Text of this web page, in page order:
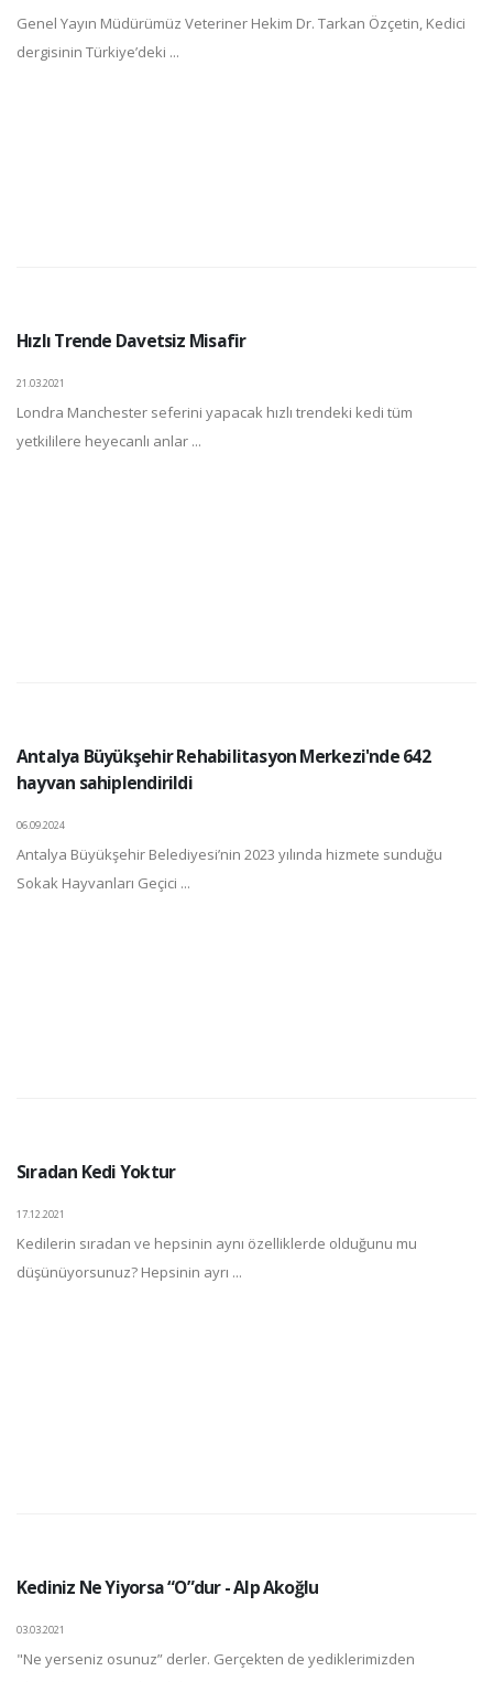
Genel Yayın Müdürümüz Veteriner Hekim Dr. Tarkan Özçetin, Kedici
dergisinin Türkiye’deki ...
Hızlı Trende Davetsiz Misafir
21.03.2021
Londra Manchester seferini yapacak hızlı trendeki kedi tüm
yetkililere heyecanlı anlar ...
Antalya Büyükşehir Rehabilitasyon Merkezi'nde 642
hayvan sahiplendirildi
06.09.2024
Antalya Büyükşehir Belediyesi’nin 2023 yılında hizmete sunduğu
Sokak Hayvanları Geçici ...
Sıradan Kedi Yoktur
17.12.2021
Kedilerin sıradan ve hepsinin aynı özelliklerde olduğunu mu
düşünüyorsunuz? Hepsinin ayrı ...
Kediniz Ne Yiyorsa “O”dur - Alp Akoğlu
03.03.2021
"Ne yerseniz osunuz” derler. Gerçekten de yediklerimizden